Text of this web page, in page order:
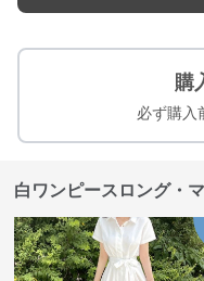
購
必ず購入
白ワンピースロング・